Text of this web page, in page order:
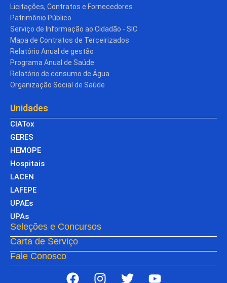
Licitações, Contratos e Fornecedores
Patrimônio Público
Serviço de Informação ao Cidadão - SIC
Mapa de Contratos de Terceirizados
Relatório Anual de gestão
Programa Anual de Saúde
Relatório de consumo de Água
Organização Social de Saúde
Unidades
CIATox
GERES
HEMOPE
Hospitais
LACEN
LAFEPE
UPAEs
UPAs
Seleções e Concursos
Carta de Serviço
Fale Conosco